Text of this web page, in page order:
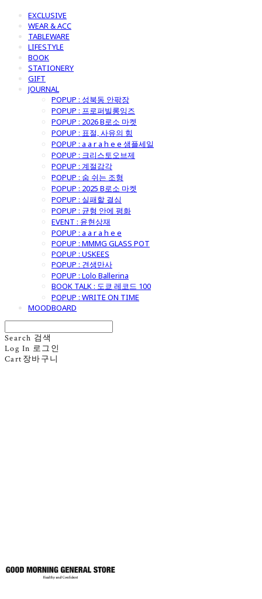
EXCLUSIVE
WEAR & ACC
TABLEWARE
LIFESTYLE
BOOK
STATIONERY
GIFT
JOURNAL
POPUP : 성북동 안팎장
POPUP : 프로퍼빌롱잉즈
POPUP : 2026 B로소 마켓
POPUP : 표절, 사유의 힘
POPUP : a a r a h e e 샘플세일
POPUP : 크리스토오브제
POPUP : 계절감각
POPUP : 숨 쉬는 조형
POPUP : 2025 B로소 마켓
POPUP : 실패할 결심
POPUP : 균형 안에 평화
EVENT : 윤현상재
POPUP : a a r a h e e
POPUP : MMMG GLASS POT
POPUP : USKEES
POPUP : 견생만사
POPUP : Lolo Ballerina
BOOK TALK : 도쿄 레코드 100
POPUP : WRITE ON TIME
MOODBOARD
Search 검색
Log In 로그인
Cart 장바구니